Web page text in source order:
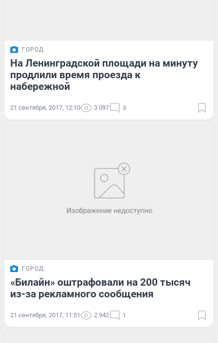
ГОРОД
На Ленинградской площади на минуту
продлили время проезда к
набережной
21 сентября, 2017, 12:10 3 097 3
ГОРОД
«Билайн» оштрафовали на 200 тысяч
из-за рекламного сообщения
21 сентября, 2017, 11:51 2 942 1